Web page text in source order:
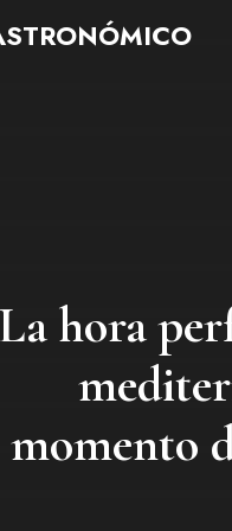
La hora
momento